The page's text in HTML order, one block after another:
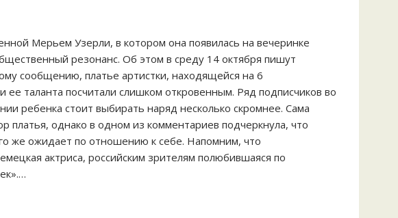
Мерьем Узерли, в котором она появилась на вечеринке
резонанс. Об этом в среду 14 октября пишут
сообщению, платье артистки, находящейся на 6
таланта посчитали слишком откровенным. Ряд подписчиков во
ребенка стоит выбирать наряд несколько скромнее. Сама
платья, однако в одном из комментариев подчеркнула, что
же ожидает по отношению к себе. Напомним, что
актриса, российским зрителям полюбившаяся по